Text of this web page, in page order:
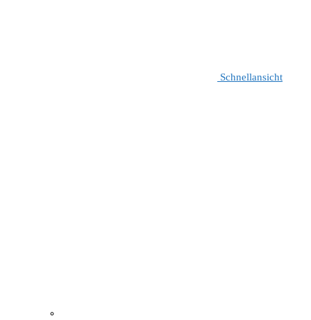
Schnellansicht